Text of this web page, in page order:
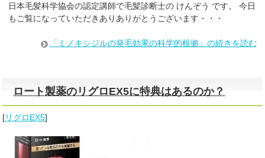
日本毛髪科学協会の認定講師で毛髪診断士の けんぞう です。 今日
もご覧になっていただきありありがとうございます・・・
「ミノキシジルの発毛効果の科学的根拠」の続きを読む
ロート製薬のリグロEX5に特典はあるのか？
[リグロEX5]